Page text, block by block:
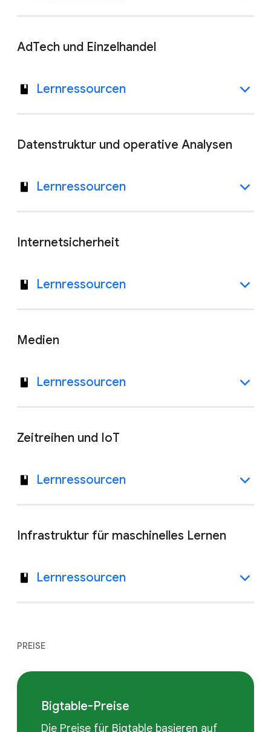
AdTech und Einzelhandel
Lernressourcen
Datenstruktur und operative Analysen
Lernressourcen
Internetsicherheit
Lernressourcen
Medien
Lernressourcen
Zeitreihen und IoT
Lernressourcen
Infrastruktur für maschinelles Lernen
Lernressourcen
PREISE
Bigtable-Preise
Die Preise für Bigtable basieren auf